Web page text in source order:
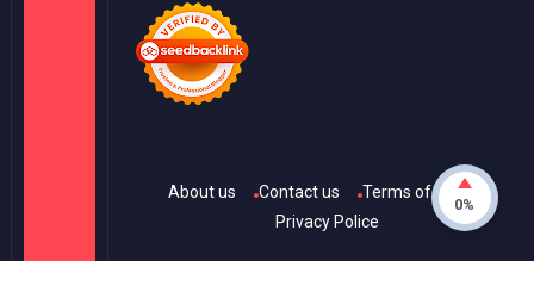
About us Contact us
Terms of Use
Privacy Police
0%